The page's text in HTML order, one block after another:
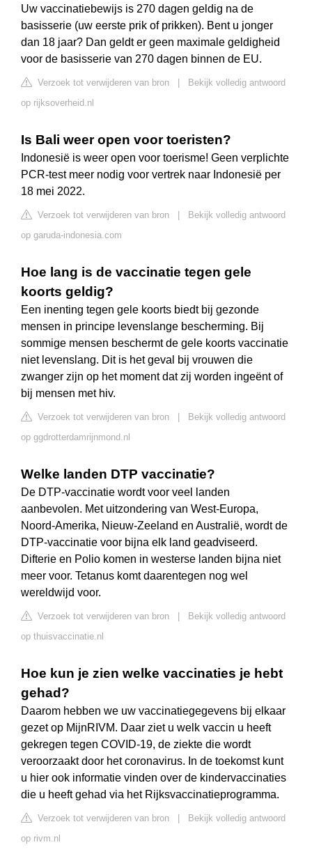
Uw vaccinatiebewijs is 270 dagen geldig na de
basisserie (uw eerste prik of prikken). Bent u jonger
dan 18 jaar? Dan geldt er geen maximale geldigheid
voor de basisserie van 270 dagen binnen de EU.
Verzoek tot verwijderen van bron
Bekijk volledig antwoord
op rijksoverheid.nl
Is Bali weer open voor toeristen?
Indonesië is weer open voor toerisme! Geen verplichte
PCR-test meer nodig voor vertrek naar Indonesië per
18 mei 2022.
Verzoek tot verwijderen van bron
Bekijk volledig antwoord
op garuda-indonesia.com
Hoe lang is de vaccinatie tegen gele
koorts geldig?
Een inenting tegen gele koorts biedt bij gezonde
mensen in principe levenslange bescherming. Bij
sommige mensen beschermt de gele koorts vaccinatie
niet levenslang. Dit is het geval bij vrouwen die
zwanger zijn op het moment dat zij worden ingeënt of
bij mensen met hiv.
Verzoek tot verwijderen van bron
Bekijk volledig antwoord
op ggdrotterdamrijnmond.nl
Welke landen DTP vaccinatie?
De DTP-vaccinatie wordt voor veel landen
aanbevolen. Met uitzondering van West-Europa,
Noord-Amerika, Nieuw-Zeeland en Australië, wordt de
DTP-vaccinatie voor bijna elk land geadviseerd.
Difterie en Polio komen in westerse landen bijna niet
meer voor. Tetanus komt daarentegen nog wel
wereldwijd voor.
Verzoek tot verwijderen van bron
Bekijk volledig antwoord
op thuisvaccinatie.nl
Hoe kun je zien welke vaccinaties je hebt
gehad?
Daarom hebben we uw vaccinatiegegevens bij elkaar
gezet op MijnRIVM. Daar ziet u welk vaccin u heeft
gekregen tegen COVID-19, de ziekte die wordt
veroorzaakt door het coronavirus. In de toekomst kunt
u hier ook informatie vinden over de kindervaccinaties
die u heeft gehad via het Rijksvaccinatieprogramma.
Verzoek tot verwijderen van bron
Bekijk volledig antwoord
op rivm.nl